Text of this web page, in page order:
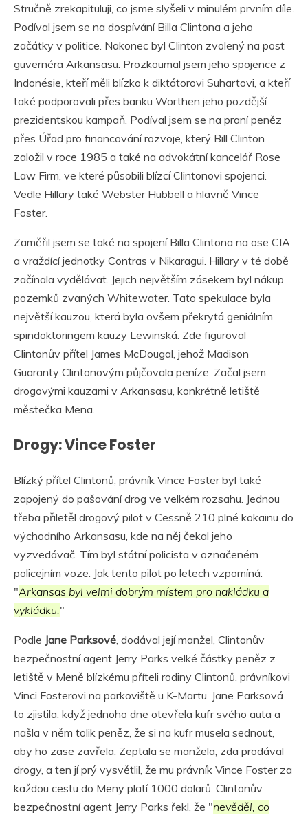
Stručně zrekapituluji, co jsme slyšeli v minulém prvním díle.
Podíval jsem se na dospívání Billa Clintona a jeho
začátky v politice. Nakonec byl Clinton zvolený na post
guvernéra Arkansasu. Prozkoumal jsem jeho spojence z
Indonésie, kteří měli blízko k diktátorovi Suhartovi, a kteří
také podporovali přes banku Worthen jeho pozdější
prezidentskou kampaň. Podíval jsem se na praní peněz
přes Úřad pro financování rozvoje, který Bill Clinton
založil v roce 1985 a také na advokátní kancelář Rose
Law Firm, ve které působili blízcí Clintonovi spojenci.
Vedle Hillary také Webster Hubbell a hlavně Vince
Foster.
Zaměřil jsem se také na spojení Billa Clintona na ose CIA
a vraždící jednotky Contras v Nikaragui. Hillary v té době
začínala vydělávat. Jejich největším zásekem byl nákup
pozemků zvaných Whitewater. Tato spekulace byla
největší kauzou, která byla ovšem překrytá geniálním
spindoktoringem kauzy Lewinská. Zde figuroval
Clintonův přítel James McDougal, jehož Madison
Guaranty Clintonovým půjčovala peníze. Začal jsem
drogovými kauzami v Arkansasu, konkrétně letiště
městečka Mena.
Drogy: Vince Foster
Blízký přítel Clintonů, právník Vince Foster byl také
zapojený do pašování drog ve velkém rozsahu. Jednou
třeba přiletěl drogový pilot v Cessně 210 plné kokainu do
východního Arkansasu, kde na něj čekal jeho
vyzvedávač. Tím byl státní policista v označeném
policejním voze. Jak tento pilot po letech vzpomíná:
"Arkansas byl velmi dobrým místem pro nakládku a
vykládku."
Podle Jane Parksové, dodával její manžel, Clintonův
bezpečnostní agent Jerry Parks velké částky peněz z
letiště v Meně blízkému příteli rodiny Clintonů, právníkovi
Vinci Fosterovi na parkoviště u K-Martu. Jane Parksová
to zjistila, když jednoho dne otevřela kufr svého auta a
našla v něm tolik peněz, že si na kufr musela sednout,
aby ho zase zavřela. Zeptala se manžela, zda prodával
drogy, a ten jí prý vysvětlil, že mu právník Vince Foster za
každou cestu do Meny platí 1000 dolarů. Clintonův
bezpečnostní agent Jerry Parks řekl, že "nevěděl, co